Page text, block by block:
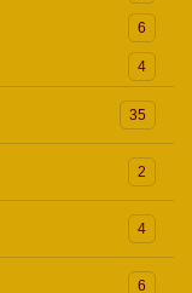
6
4
35
2
4
6